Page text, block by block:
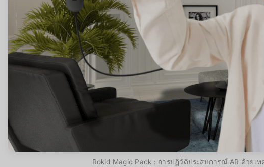
Rokid Magic Pack : การปฏิวัติประสบการณ์ AR ด้วยเท